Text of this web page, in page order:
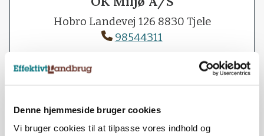
Denne hjemmeside bruger cookies
Vi bruger cookies til at tilpasse vores indhold og
Hobro Landevej 126 8830 Tjele
98544311
http://www.fluenet.dk